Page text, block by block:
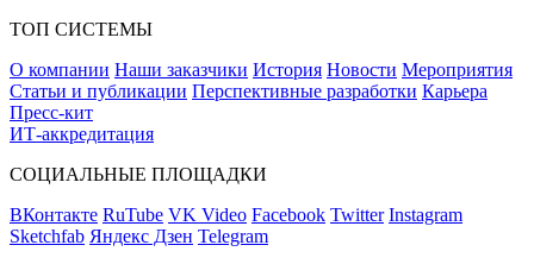
ТОП СИСТЕМЫ
О компании Наши заказчики История Новости Мероприятия
Статьи и публикации Перспективные разработки Карьера
Пресс-кит
ИТ-аккредитация
СОЦИАЛЬНЫЕ ПЛОЩАДКИ
ВКонтакте RuTube VK Video Facebook Twitter Instagram
Sketchfab Яндекс Дзен Telegram